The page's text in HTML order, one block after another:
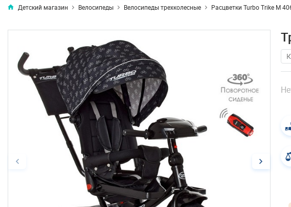
Детский магазин Велосипеды Велосипеды трехколесные Расцветки Turbo Trike M